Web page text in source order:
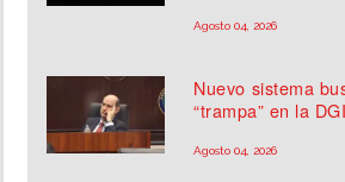
Agosto 04, 2026
Nuevo sistema
“trampa” en la DGI
Agosto 04, 2026